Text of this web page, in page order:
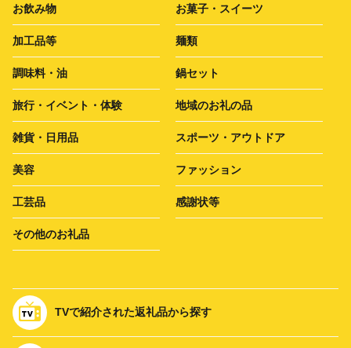
お飲み物 お菓子・スイーツ
加工品等 麺類
調味料・油 鍋セット
旅行・イベント・体験 地域のお礼の品
雑貨・日用品 スポーツ・アウトドア
美容 ファッション
工芸品 感謝状等
その他のお礼品
TVで紹介された返礼品から探す